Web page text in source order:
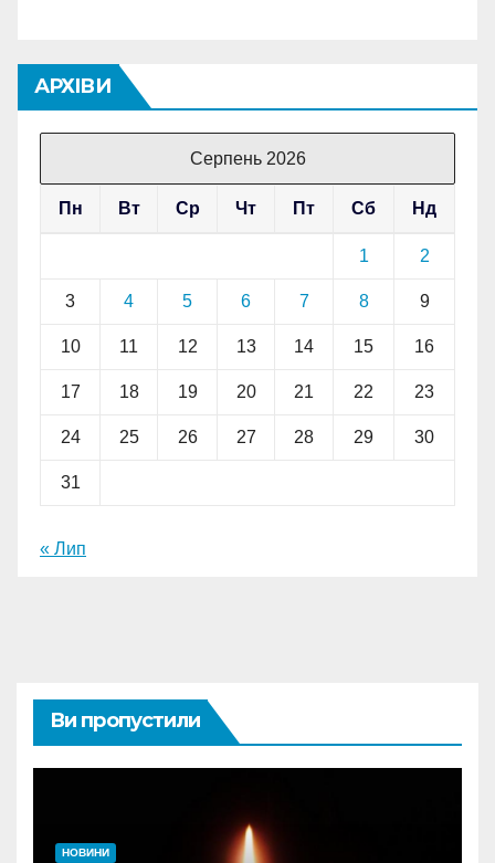
АРХІВИ
Серпень 2026
Пн Вт Ср Чт Пт Сб Нд
1 2
3 4 5 6 7 8 9
10 11 12 13 14 15 16
17 18 19 20 21 22 23
24 25 26 27 28 29 30
31
« Лип
Ви пропустили
НОВИНИ